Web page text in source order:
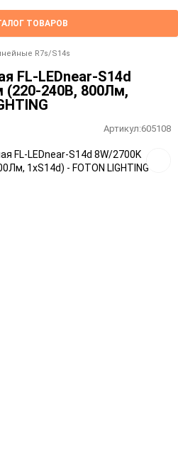
ТОВАРОВ
R7s/S14s
FL-LEDnear-S14d
(220-240В, 800Лм,
Артикул:605108